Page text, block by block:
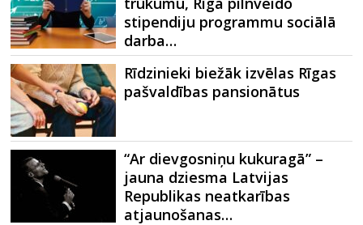
stipendiju programmu sociālā
darba…
Rīdzinieki biežāk izvēlas Rīgas
pašvaldības pansionātus
“Ar dievgosniņu kukuragā” –
jauna dziesma Latvijas
Republikas neatkarības
atjaunošanas…